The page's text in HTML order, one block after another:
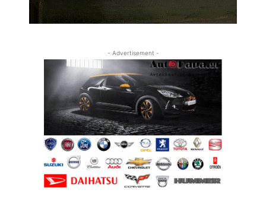
- Advertisement -